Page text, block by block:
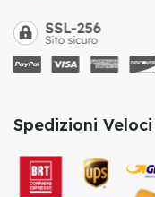
Spedizioni Veloci